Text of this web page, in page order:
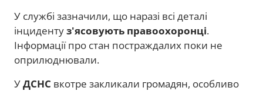
У службі зазначили, що наразі всі деталі
інцидентуз'ясовують правоохоронці.
Інформації про стан постраждалих поки не
оприлюднювали.
УДСНС вкотре закликали громадян, особливо